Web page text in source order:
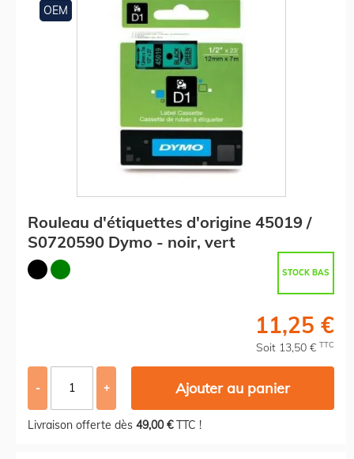
OEM
Rouleau d'étiquettes d'origine 45019 /
S0720590 Dymo - noir, vert
STOCK BAS
11,25 €
Soit 13,50 € TTC
- + Ajouter au panier
Livraison offerte dès 49,00 €TTC !